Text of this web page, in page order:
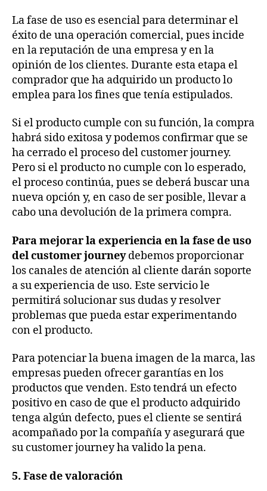
La fase de uso es esencial para determinar el
éxito de una operación comercial, pues incide
en la reputación de una empresa y en la
opinión de los clientes. Durante esta etapa el
comprador que ha adquirido un producto lo
emplea para los fines que tenía estipulados.
Si el producto cumple con su función, la compra
habrá sido exitosa y podemos confirmar que se
ha cerrado el proceso del customer journey.
Pero si el producto no cumple con lo esperado,
el proceso continúa, pues se deberá buscar una
nueva opción y, en caso de ser posible, llevar a
cabo una devolución de la primera compra.
Para mejorar la experiencia en la fase de uso
del customer journeydebemos proporcionar
los canales de atención al cliente darán soporte
a su experiencia de uso. Este servicio le
permitirá solucionar sus dudas y resolver
problemas que pueda estar experimentando
con el producto.
Para potenciar la buena imagen de la marca, las
empresas pueden ofrecer garantías en los
productos que venden. Esto tendrá un efecto
positivo en caso de que el producto adquirido
tenga algún defecto, pues el cliente se sentirá
acompañado por la compañía y asegurará que
su customer journey ha valido la pena.
5. Fase de valoración